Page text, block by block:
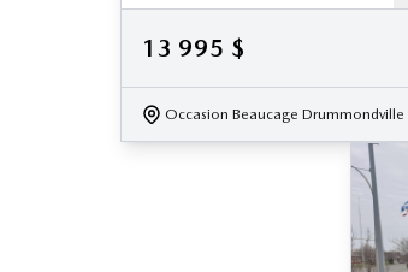
13 995 $
Occasion Beaucage Drummondville